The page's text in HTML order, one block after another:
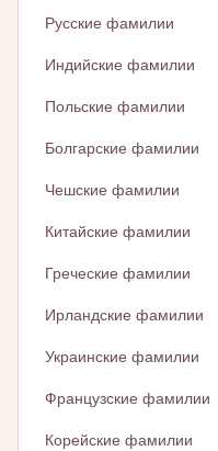
Русские фамилии
Индийские фамилии
Польские фамилии
Болгарские фамилии
Чешские фамилии
Китайские фамилии
Греческие фамилии
Ирландские фамилии
Украинские фамилии
Французские фамилии
Корейские фамилии